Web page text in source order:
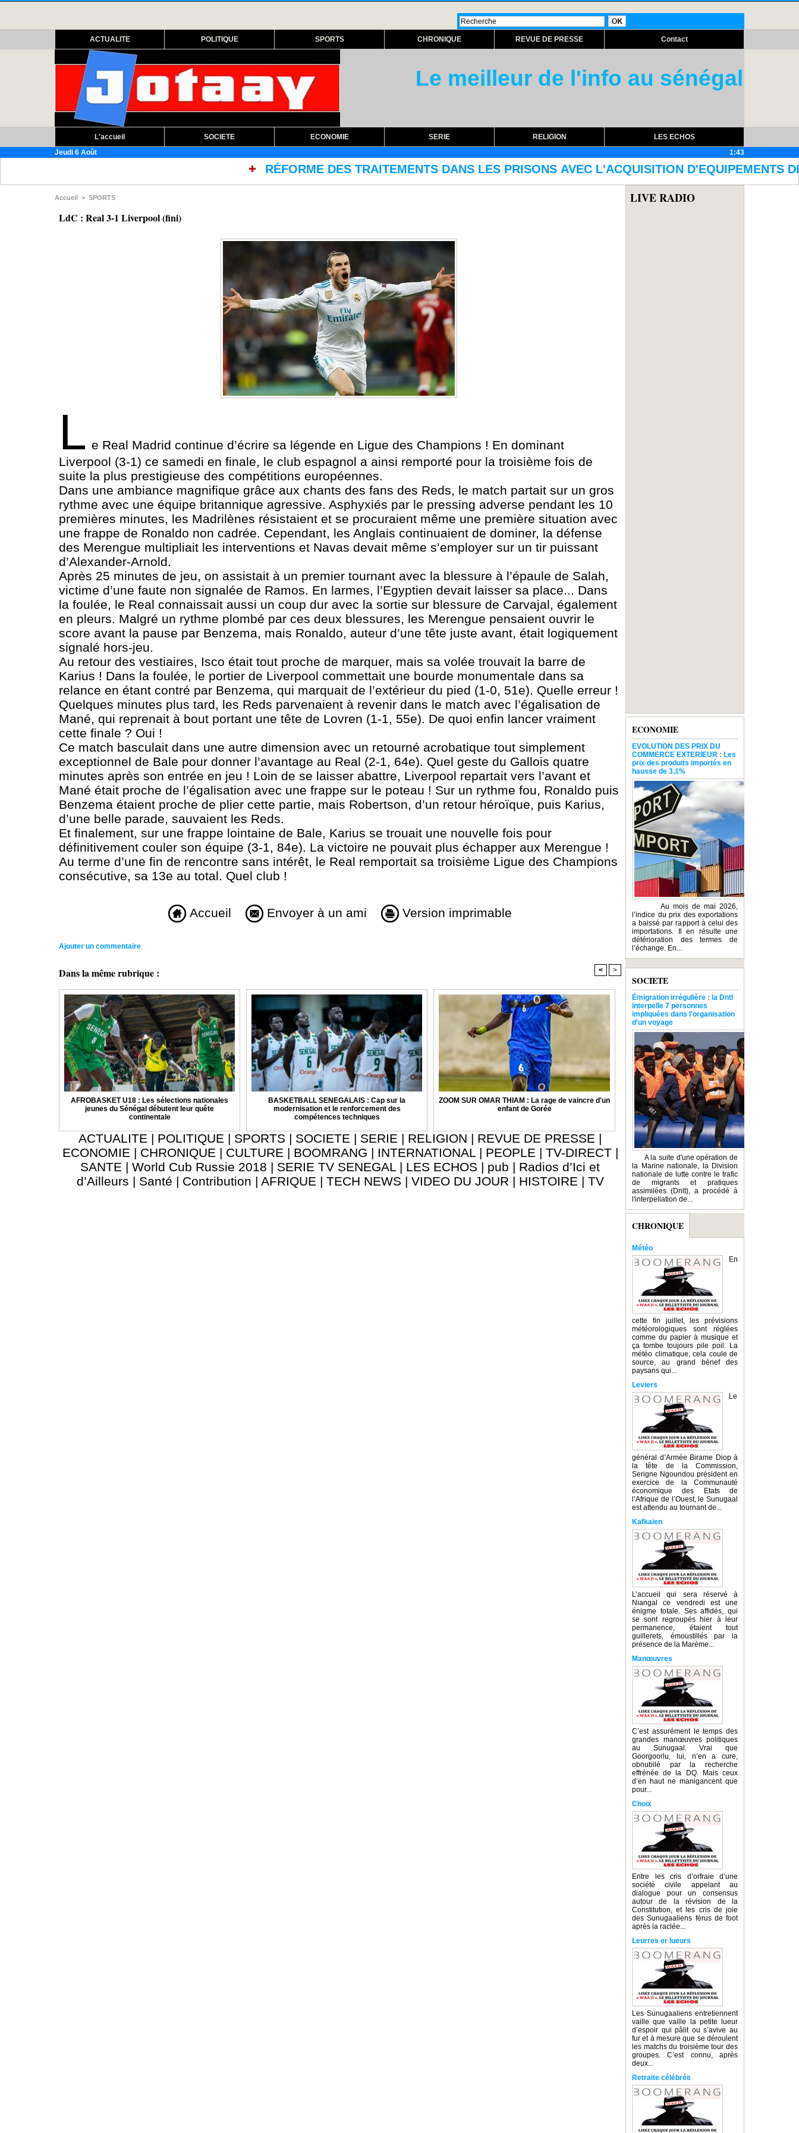
ACTUALITE POLITIQUE SPORTS CHRONIQUE REVUE DE PRESSE Contact
Le meilleur de l'info au sénégal
L'accueil SOCIETE ECONOMIE SERIE RELIGION
LES ECHOS
Jeudi 6 Août
1:43
RÉFORME DES TRAITEMENTS DANS LES PRISONS AVEC L'ACQUISITION D'EQUIPEMENTS DE DETECTION :
Accueil > SPORTS
LdC : Real 3-1 Liverpool (fini)
L e Real Madrid continue d’écrire sa légende en Ligue des Champions ! En dominant
Liverpool (3-1) ce samedi en finale, le club espagnol a ainsi remporté pour la troisième fois de
suite la plus prestigieuse des compétitions européennes.
Dans une ambiance magnifique grâce aux chants des fans des Reds, le match partait sur un gros
rythme avec une équipe britannique agressive. Asphyxiés par le pressing adverse pendant les 10
premières minutes, les Madrilènes résistaient et se procuraient même une première situation avec
une frappe de Ronaldo non cadrée. Cependant, les Anglais continuaient de dominer, la défense
des Merengue multipliait les interventions et Navas devait même s’employer sur un tir puissant
d’Alexander-Arnold.
Après 25 minutes de jeu, on assistait à un premier tournant avec la blessure à l’épaule de Salah,
victime d’une faute non signalée de Ramos. En larmes, l’Egyptien devait laisser sa place... Dans
la foulée, le Real connaissait aussi un coup dur avec la sortie sur blessure de Carvajal, également
en pleurs. Malgré un rythme plombé par ces deux blessures, les Merengue pensaient ouvrir le
score avant la pause par Benzema, mais Ronaldo, auteur d’une tête juste avant, était logiquement
signalé hors-jeu.
Au retour des vestiaires, Isco était tout proche de marquer, mais sa volée trouvait la barre de
Karius ! Dans la foulée, le portier de Liverpool commettait une bourde monumentale dans sa
relance en étant contré par Benzema, qui marquait de l’extérieur du pied (1-0, 51e). Quelle erreur !
Quelques minutes plus tard, les Reds parvenaient à revenir dans le match avec l’égalisation de
Mané, qui reprenait à bout portant une tête de Lovren (1-1, 55e). De quoi enfin lancer vraiment
cette finale ? Oui !
Ce match basculait dans une autre dimension avec un retourné acrobatique tout simplement
exceptionnel de Bale pour donner l’avantage au Real (2-1, 64e). Quel geste du Gallois quatre
minutes après son entrée en jeu ! Loin de se laisser abattre, Liverpool repartait vers l’avant et
Mané était proche de l’égalisation avec une frappe sur le poteau ! Sur un rythme fou, Ronaldo puis
Benzema étaient proche de plier cette partie, mais Robertson, d’un retour héroïque, puis Karius,
d’une belle parade, sauvaient les Reds.
Et finalement, sur une frappe lointaine de Bale, Karius se trouait une nouvelle fois pour
définitivement couler son équipe (3-1, 84e). La victoire ne pouvait plus échapper aux Merengue !
Au terme d’une fin de rencontre sans intérêt, le Real remportait sa troisième Ligue des Champions
consécutive, sa 13e au total. Quel club !
Accueil Envoyer à un ami Version imprimable
Ajouter un commentaire
Dans la même rubrique : < >
AFROBASKET U18 : Les sélections nationales
jeunes du Sénégal débutent leur quête
continentale
BASKETBALL SENEGALAIS : Cap sur la
modernisation et le renforcement des
compétences techniques
ZOOM SUR OMAR THIAM : La rage de vaincre d'un
enfant de Gorée
ACTUALITE | POLITIQUE | SPORTS | SOCIETE | SERIE | RELIGION | REVUE DE PRESSE |
ECONOMIE | CHRONIQUE | CULTURE | BOOMRANG | INTERNATIONAL | PEOPLE | TV-DIRECT |
SANTE | World Cub Russie 2018 | SERIE TV SENEGAL | LES ECHOS | pub | Radios d’Ici et
d’Ailleurs | Santé | Contribution | AFRIQUE | TECH NEWS | VIDEO DU JOUR | HISTOIRE | TV
LIVE RADIO
ECONOMIE
EVOLUTION DES PRIX DU
COMMERCE EXTERIEUR : Les
prix des produits importés en
hausse de 3,1%
Au mois de mai 2026,
l’indice du prix des exportations
a baissé par rapport à celui des
importations. Il en résulte une
détérioration des termes de
l’échange. En...
SOCIETE
Émigration irrégulière : la Dntl
interpelle 7 personnes
impliquées dans l'organisation
d'un voyage
A la suite d'une opération de
la Marine nationale, la Division
nationale de lutte contre le trafic
de migrants et pratiques
assimilées (Dnlt), a procédé à
l'interpellation de...
CHRONIQUE
Météo
En
cette fin juillet, les prévisions
météorologiques sont réglées
comme du papier à musique et
ça tombe toujours pile poil. La
météo climatique, cela coule de
source, au grand bénef des
paysans qui...
Leviers
Le
général d’Armée Birame Diop à
la tête de la Commission,
Serigne Ngoundou président en
exercice de la Communauté
économique des Etats de
l’Afrique de l’Ouest, le Sunugaal
est attendu au tournant de...
Kafkaïen
L’accueil qui sera réservé à
Niangal ce vendredi est une
énigme totale. Ses affidés, qui
se sont regroupés hier à leur
permanence, étaient tout
guillerets, émoustillés par la
présence de la Marème...
Manœuvres
C’est assurément le temps des
grandes manœuvres politiques
au Sunugaal. Vrai que
Goorgoorlu, lui, n’en a cure,
obnubilé par la recherche
effrénée de la DQ. Mais ceux
d’en haut ne manigancent que
pour...
Choix
Entre les cris d’orfraie d’une
société civile appelant au
dialogue pour un consensus
autour de la révision de la
Constitution, et les cris de joie
des Sunugaaliens férus de foot
après la raclée...
Leurres er lueurs
Les Sunugaaliens entretiennent
vaille que vaille la petite lueur
d’espoir qui pâlit ou s’avive au
fur et à mesure que se déroulent
les matchs du troisième tour des
groupes. C’est connu, après
deux...
Retraite célébrée